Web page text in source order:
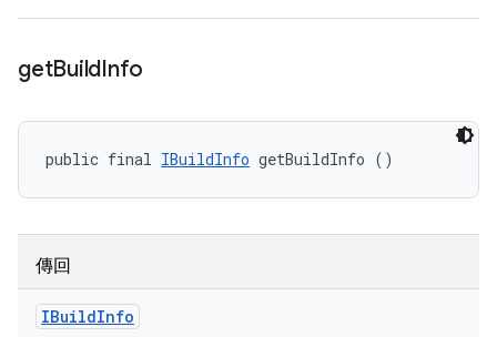
getBuildInfo
public final IBuildInfo getBuildInfo ()
傳回
IBuildInfo